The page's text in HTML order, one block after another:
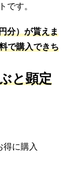
です。
分）が貰えま
で購入できち
と顕定
に購入